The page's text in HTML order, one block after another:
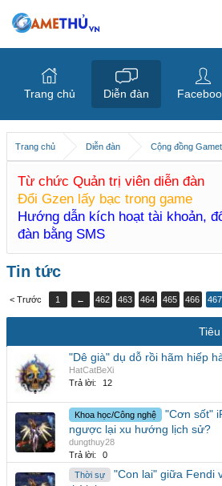
Trang chủ Diễn đàn Cộng đồng
Từ chức Quản trị viên diễn đàn
Đổi Gzen lấy bạc trong game
Hướng dẫn kích hoạt tài khoản,
đàn bằng SMS
Tin tức
< Trước 1 ← 462 463 464 465 466 467
Tiêu
"Dê già" dụ dỗ rồi hãm hiếp
HatCatBeXi
Trả lời:
12
Khoa học/Công nghệ
"Cơn sốt"
ngược lại xu hướng lịch sử?
dungthuy28
Trả lời:
0
Thời sự
"Con lai" giữa Fendi
Trang chủ Diễn đàn